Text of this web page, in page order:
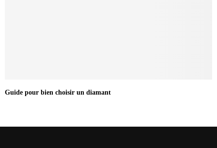
Guide pour bien choisir un diamant